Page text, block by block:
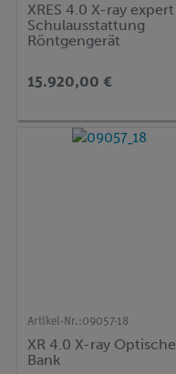
XRES 4.0 X-ray expert
Schulausstattung
Röntgengerät
15.920,00 €
Artikel-Nr.:09057-18
XR 4.0 X-ray Optische
Bank